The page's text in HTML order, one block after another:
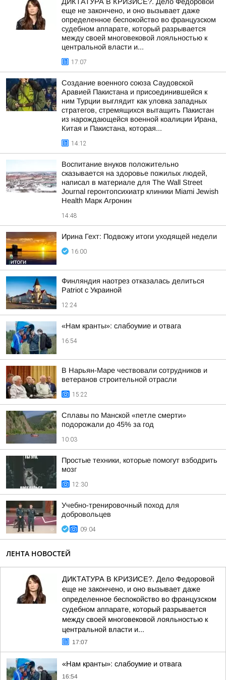
еще не закончено, и оно вызывает даже
определенное беспокойство во французском
судебном аппарате, который разрывается
между своей многовековой лояльностью к
центральной власти и...
17:07
Создание военного союза Саудовской
Аравией Пакистана и присоединившейся к
ним Турции выглядит как уловка западных
стратегов, стремящихся вытащить Пакистан
из нарождающейся военной коалиции Ирана,
Китая и Пакистана, которая...
14:12
Воспитание внуков положительно
сказывается на здоровье пожилых людей,
написал в материале для The Wall Street
Journal геронтопсихиатр клиники Miami Jewish
Health Марк Агронин
14:48
Ирина Гехт: Подвожу итоги уходящей недели
16:00
Финляндия наотрез отказалась делиться
Patriot с Украиной
12:24
«Нам кранты»: слабоумие и отвага
16:54
В Нарьян-Маре чествовали сотрудников и
ветеранов строительной отрасли
15:22
Сплавы по Манской «петле смерти»
подорожали до 45% за год
10:03
Простые техники, которые помогут взбодрить
мозг
12:30
Учебно-тренировочный поход для
добровольцев
09:04
ЛЕНТА НОВОСТЕЙ
ДИКТАТУРА В КРИЗИСЕ?. Дело Федоровой
еще не закончено, и оно вызывает даже
определенное беспокойство во французском
судебном аппарате, который разрывается
между своей многовековой лояльностью к
центральной власти и...
17:07
«Нам кранты»: слабоумие и отвага
16:54